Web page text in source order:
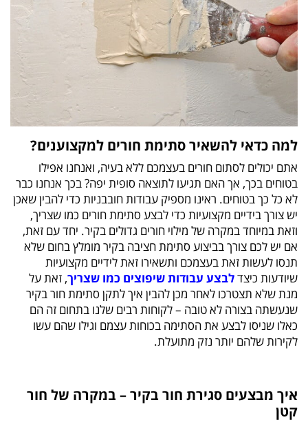
למה כדאי להשאיר סתימת חורים למקצוענים?
אתם יכולים לסתום חורים בעצמכם ללא בעיה, ואנחנו אפילו
בטוחים בכך, אך האם תגיעו לתוצאה סופית יפה? בכך אנחנו כבר
לא כל כך בטוחים. ראינו מספיק עבודות חובבניות כדי להבין שאכן
יש צורך בידיים מקצועיות כדי לבצע סתימת חורים כמו שצריך,
וזאת במיוחד במקרה של מילוי חורים גדולים בקיר. יחד עם זאת,
אם יש לכם צורך בביצוע סתימת חציבה בקיר מומלץ בחום שלא
תנסו לעשות זאת בעצמכם ותשאירו זאת לידיים מקצועיות
שיודעות כיצדלבצע עבודות שיפוצים כמו שצריך, זאת על
מנת שלא תצטרכו לאחר מכן להבין איך לתקן סתימת חור בקיר
שנעשתה בצורה לא טובה – לקוחות רבים שלנו בתחום זה הם
כאלו שניסו לבצע את הסתימה בכוחות עצמם וגילו שהם עשו
לקירות שלהם יותר נזק מתועלת.
איך מבצעים סגירת חור בקיר – במקרה של חור
קטן